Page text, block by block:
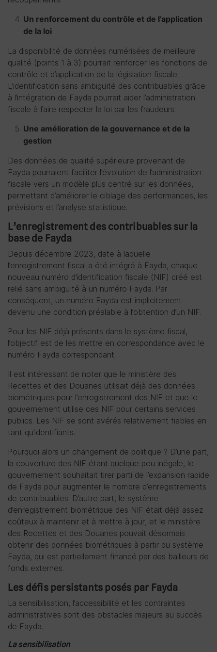
Un renforcement du contrôle et de l’application
de la loi
La disponibilité de données numérisées de meilleure
qualité (points 1 à 3) pourrait renforcer les fonctions de
contrôle et d’application de la législation fiscale.
L’identification sans ambiguïté des contribuables grâce
à l’intégration de Fayda pourrait aider l’administration
fiscale à faire respecter la loi par les fraudeurs.
Une amélioration de la gouvernance et de la
gestion
Des données de qualité supérieure provenant de
Fayda pourraient faciliter l’évolution de l’administration
fiscale vers un modèle plus centré sur les données,
permettant d’améliorer le ciblage des performances, les
prévisions et l’analyse statistique.
L’enregistrement des contribuables sur la
base de Fayda
Depuis décembre 2023, date à laquelle
l’enregistrement fiscal a été intégré à Fayda, chaque
nouveau numéro d’identification fiscale (NIF) créé est
relié sans ambiguïté à un numéro Fayda. Par
conséquent, un numéro Fayda est implicitement
devenu une condition préalable à l’obtention d’un NIF.
Pour les NIF déjà présents dans le système fiscal,
l’objectif est de les mettre en correspondance avec le
numéro Fayda correspondant.
Il est intéressant de noter que le ministère des
Recettes et des Douanes utilisait déjà des données
biométriques pour l’enregistrement des NIF et que le
gouvernement utilise ces NIF pour certains services
publics. Les NIF se sont avérés relativement fiables en
tant qu’identifiants.
Pourquoi alors un changement de politique ? D’une part,
la couverture des NIF étant quelque peu inégale, le
gouvernement souhaitait tirer parti de l’expansion rapide
de Fayda pour augmenter le nombre d’enregistrements
de contribuables. D’autre part, le système
d’enregistrement biométrique des NIF était déjà assez
coûteux à maintenir et à mettre à jour, et le ministère
des Recettes et des Douanes pouvait désormais
obtenir des données biométriques à partir du système
Fayda, qui est partiellement financé par des bailleurs de
fonds externes.
Les défis persistants posés par Fayda
La sensibilisation, l’accessibilité et les contraintes
administratives sont des obstacles majeurs au succès
de Fayda.
La sensibilisation